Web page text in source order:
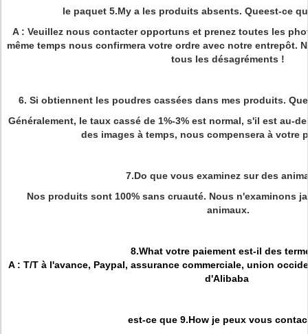
le paquet 5.My a les produits absents. Queest-ce
A : Veuillez nous contacter opportuns et prenez toutes les
même temps nous confirmera votre ordre avec notre entrepôt.
tous les désagréments !
6. Si obtiennent les poudres cassées dans mes produits.
Généralement, le taux cassé de 1%-3% est normal, s'il est au-
des images à temps, nous compensera à votre
7.Do que vous examinez sur des
Nos produits sont 100% sans cruauté. Nous n'examinons
animaux.
8.What votre paiement est-il des
A : T/T à l'avance, Paypal, assurance commerciale, union
d'Alibaba
est-ce que 9.How je peux vous